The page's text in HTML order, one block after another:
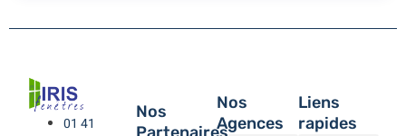
01 41
Nos
Nos
Agences
Liens
rapides